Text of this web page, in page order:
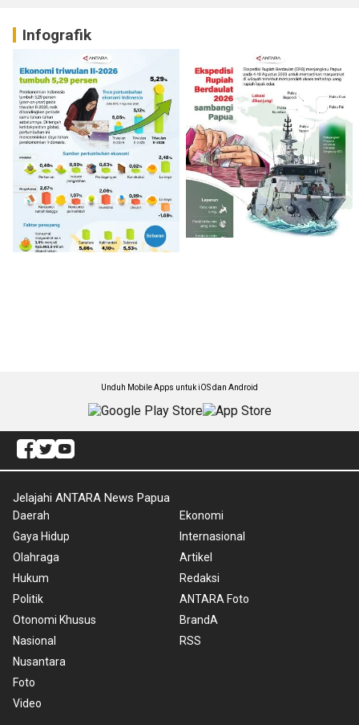
Infografik
Unduh Mobile Apps untuk iOS dan Android
Jelajahi ANTARA News Papua
Daerah
Gaya Hidup
Olahraga
Hukum
Politik
Otonomi Khusus
Nasional
Nusantara
Foto
Video
Ekonomi
Internasional
Artikel
Redaksi
ANTARA Foto
BrandA
RSS